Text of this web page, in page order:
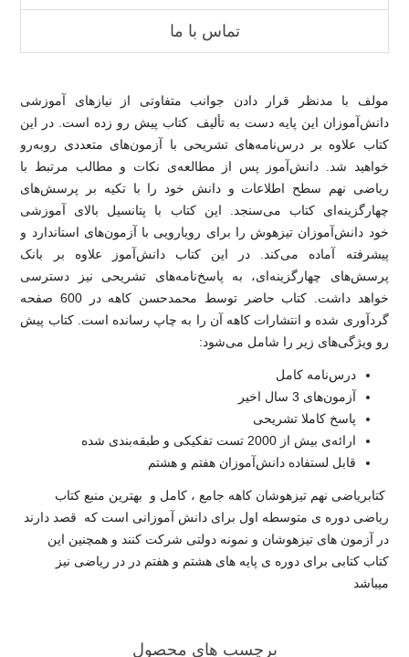
تماس با ما
مولف با مدنظر قرار دادن جوانب متفاوتی از نیازهای آموزشی
دانش‌آموزان این پایه دست به تألیف کتاب پیش‌ رو زده است. در این
کتاب علاوه بر درس‌نامه‌های تشریحی با آزمون‌های متعددی روبه‌رو
خواهید شد. دانش‌آموز پس از مطالعه‌ی نکات و مطالب مرتبط با
ریاضی نهم سطح اطلاعات و دانش خود را با تکیه بر پرسش‌های
چهارگزینه‌ای کتاب می‌سنجد. این کتاب با پتانسیل بالای آموزشی
خود دانش‌آموزان تیزهوش را برای رویارویی با آزمون‌های استاندارد و
پیشرفته آماده می‌کند. در این کتاب دانش‌آموز علاوه بر بانک
پرسش‌های چهارگزینه‌ای، به پاسخ‌نامه‌‌های تشریحی نیز دسترسی
خواهد داشت. کتاب حاضر توسط محمدحسن کاهه در 600 صفحه
گردآوری شده و انتشارات کاهه آن را به چاپ رسانده است. کتاب پیش
رو ویژگی‌های زیر را شامل می‌شود:
درس‌نامه کامل
آزمون‌های 3 سال اخیر
پاسخ کاملا تشریحی
ارائه‌ی بیش از 2000 تست تفکیکی و طبقه‌بندی شده
قابل لستفاده دانش‌آموزان هفتم و هشتم
کتابریاضی نهم تیزهوشان کاهه جامع ، کامل و بهترین منبع کتاب
ریاضی دوره ی متوسطه اول برای دانش آموزانی است که قصد دارند
در آزمون های تیزهوشان و نمونه دولتی شرکت کنند و همچنین این
کتاب کتابی برای دوره ی پایه های هشتم و هفتم در در ریاضی نیز
میباشد
برچسب های محصول